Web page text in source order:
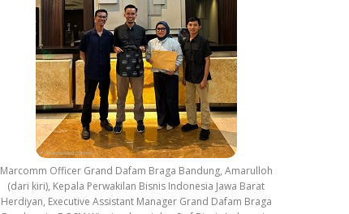
Marcomm Officer Grand Dafam Braga Bandung, Amarulloh
(dari kiri), Kepala Perwakilan Bisnis Indonesia Jawa Barat
Herdiyan, Executive Assistant Manager Grand Dafam Braga